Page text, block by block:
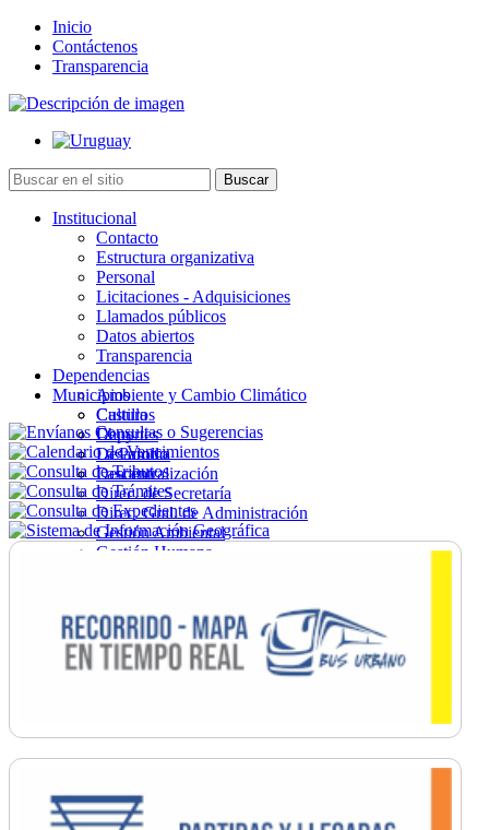
Inicio
Contáctenos
Transparencia
Institucional
Contacto
Estructura organizativa
Personal
Licitaciones - Adquisiciones
Llamados públicos
Datos abiertos
Transparencia
Dependencias
Ambiente y Cambio Climático
Cultura
Deportes
Desarrollo
Descentralización
Direc. de Secretaría
Direc. Gral. de Administración
Gestión Ambiental
Gestión Humana
Ordenamiento
Promoción Social
Salud
Secretaría General
Municipios
Castillos
Chuy
La Paloma
Lascano